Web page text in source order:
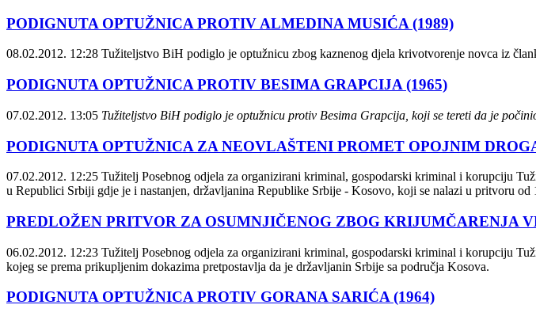
PODIGNUTA OPTUŽNICA PROTIV ALMEDINA MUSIĆA (1989)
08.02.2012. 12:28 Tužiteljstvo BiH podiglo je optužnicu zbog kaznenog djela krivotvorenje novca iz
PODIGNUTA OPTUŽNICA PROTIV BESIMA GRAPCIJA (1965)
07.02.2012. 13:05 Tužiteljstvo BiH podiglo je optužnicu protiv Besima Grapcija, koji se tereti da je
PODIGNUTA OPTUŽNICA ZA NEOVLAŠTENI PROMET OPOJNIM
07.02.2012. 12:25 Tužitelj Posebnog odjela za organizirani kriminal, gospodarski kriminal i korupciju
u Republici Srbiji gdje je i nastanjen, državljanina Republike Srbije - Kosovo, koji se nalazi u pritvoru od
PREDLOŽEN PRITVOR ZA OSUMNJIČENOG ZBOG KRIJUMČARENJA
06.02.2012. 12:23 Tužitelj Posebnog odjela za organizirani kriminal, gospodarski kriminal i korupciju
kojeg se prema prikupljenim dokazima pretpostavlja da je državljanin Srbije sa područja Kosova.
PODIGNUTA OPTUŽNICA PROTIV GORANA SARIĆA (1964)